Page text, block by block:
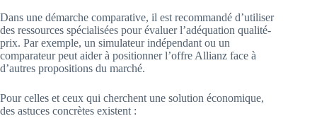
Dans une démarche comparative, il est recommandé d’utiliser
des ressources spécialisées pour évaluer l’adéquation qualité-
prix. Par exemple, un simulateur indépendant ou un
comparateur peut aider à positionner l’offre Allianz face à
d’autres propositions du marché.
Pour celles et ceux qui cherchent une solution économique,
des astuces concrètes existent :